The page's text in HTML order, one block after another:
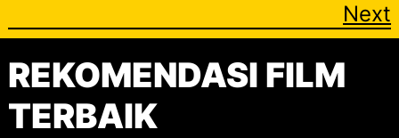
Next
REKOMENDASI FILM
TERBAIK